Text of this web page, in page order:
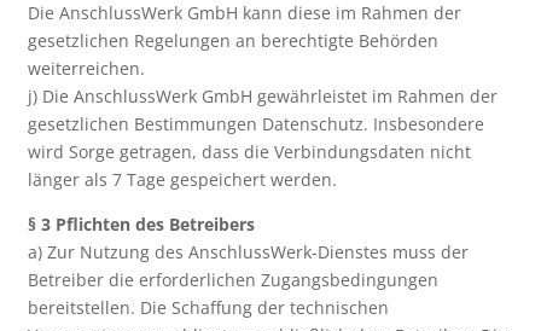
Die AnschlussWerk GmbH kann diese im Rahmen der
gesetzlichen Regelungen an berechtigte Behörden
weiterreichen.
j) Die AnschlussWerk GmbH gewährleistet im Rahmen der
gesetzlichen Bestimmungen Datenschutz. Insbesondere
wird Sorge getragen, dass die Verbindungsdaten nicht
länger als 7 Tage gespeichert werden.
§ 3 Pflichten des Betreibers
a) Zur Nutzung des AnschlussWerk-Dienstes muss der
Betreiber die erforderlichen Zugangsbedingungen
bereitstellen. Die Schaffung der technischen